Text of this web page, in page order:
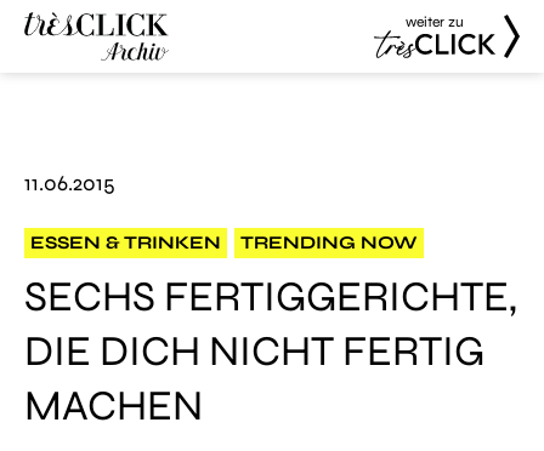
weiter zu
11.06.2015
ESSEN & TRINKEN TRENDING NOW
SECHS FERTIGGERICHTE,
DIE DICH NICHT FERTIG
MACHEN